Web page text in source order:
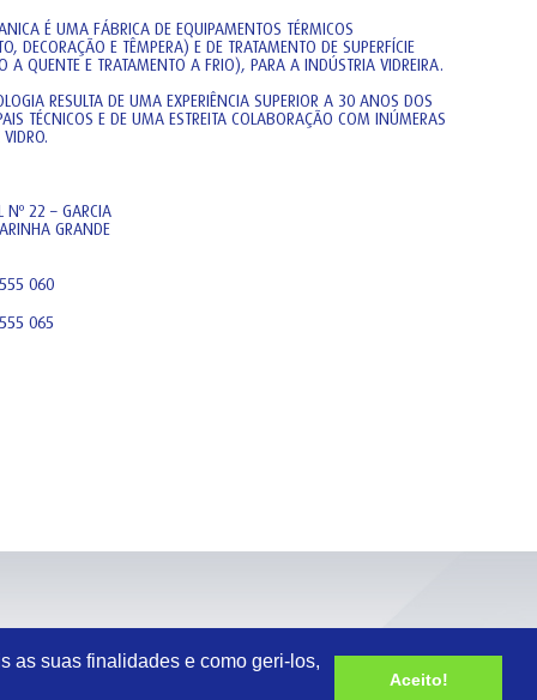
as suas finalidades e como geri-los,
Aceito!
É UMA FÁBRICA DE EQUIPAMENTOS TÉRMICOS
DECORAÇÃO E TÊMPERA) E DE TRATAMENTO DE SUPERFÍCIE
A QUENTE E TRATAMENTO A FRIO), PARA A INDÚSTRIA VIDREIRA.
RESULTA DE UMA EXPERIÊNCIA SUPERIOR A 30 ANOS DOS
TÉCNICOS E DE UMA ESTREITA COLABORAÇÃO COM INÚMERAS
Nº 22 – GARCIA
GRANDE
060
065